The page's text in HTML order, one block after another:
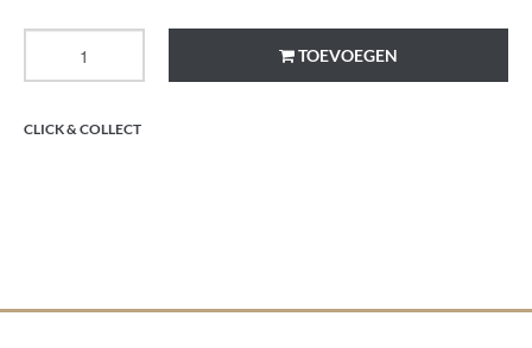
TOEVOEGEN
CLICK & COLLECT